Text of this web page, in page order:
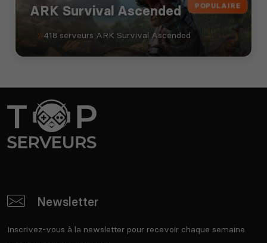
POPULAIRE
ARK Survival Ascended
418 serveurs ARK Survival Ascended
Newsletter
Inscrivez-vous à la newsletter pour recevoir chaque semaine